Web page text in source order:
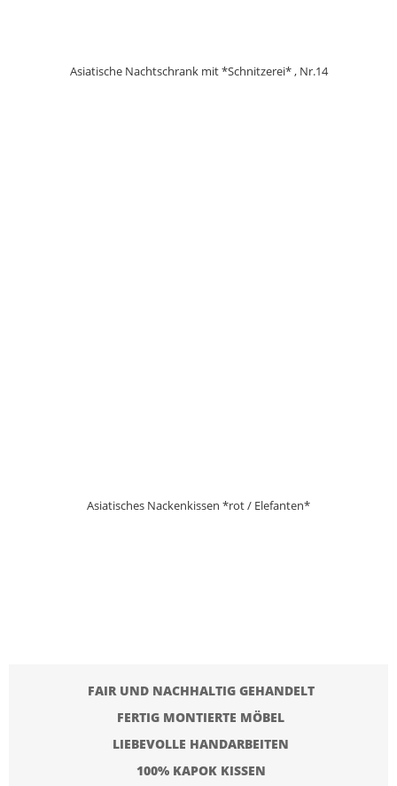
Asiatische Nachtschrank mit *Schnitzerei* , Nr.14
Asiatisches Nackenkissen *rot / Elefanten*
FAIR UND NACHHALTIG GEHANDELT
FERTIG MONTIERTE MÖBEL
LIEBEVOLLE HANDARBEITEN
100% KAPOK KISSEN